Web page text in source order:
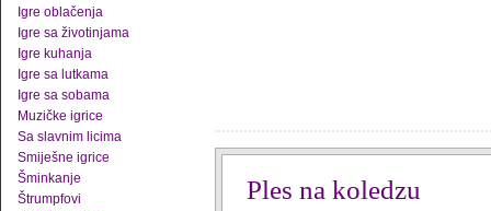
Igre oblačenja
Igre sa životinjama
Igre kuhanja
Igre sa lutkama
Igre sa sobama
Muzičke igrice
Sa slavnim licima
Smiješne igrice
Šminkanje
Štrumpfovi
Ples na koledzu